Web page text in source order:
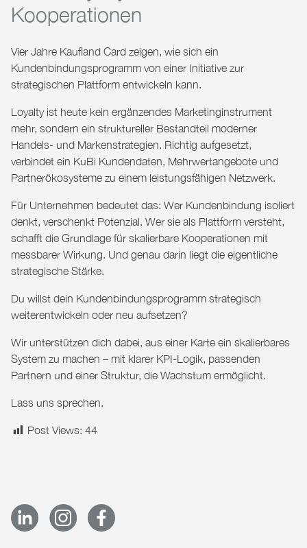
Kooperationen
Vier Jahre Kaufland Card zeigen, wie sich ein
Kundenbindungsprogramm von einer Initiative zur
strategischen Plattform entwickeln kann.
Loyalty ist heute kein ergänzendes Marketinginstrument
mehr, sondern ein struktureller Bestandteil moderner
Handels- und Markenstrategien. Richtig aufgesetzt,
verbindet ein KuBi Kundendaten, Mehrwertangebote und
Partnerökosysteme zu einem leistungsfähigen Netzwerk.
Für Unternehmen bedeutet das: Wer Kundenbindung isoliert
denkt, verschenkt Potenzial. Wer sie als Plattform versteht,
schafft die Grundlage für skalierbare Kooperationen mit
messbarer Wirkung. Und genau darin liegt die eigentliche
strategische Stärke.
Du willst dein Kundenbindungsprogramm strategisch
weiterentwickeln oder neu aufsetzen?
Wir unterstützen dich dabei, aus einer Karte ein skalierbares
System zu machen – mit klarer KPI-Logik, passenden
Partnern und einer Struktur, die Wachstum ermöglicht.
Lass uns sprechen.
Post Views: 44